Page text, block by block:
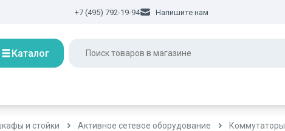
+7 (495) 792-19-94 Напишите нам
Каталог
и стойки Активное сетевое оборудование Коммутаторы